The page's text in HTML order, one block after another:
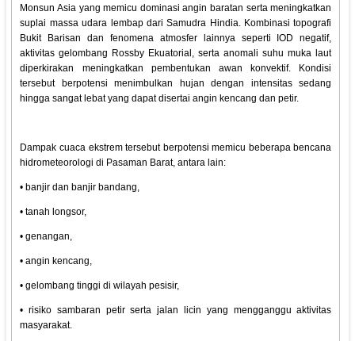
Monsun Asia yang memicu dominasi angin baratan serta meningkatkan
suplai massa udara lembap dari Samudra Hindia. Kombinasi topografi
Bukit Barisan dan fenomena atmosfer lainnya seperti IOD negatif,
aktivitas gelombang Rossby Ekuatorial, serta anomali suhu muka laut
diperkirakan meningkatkan pembentukan awan konvektif. Kondisi
tersebut berpotensi menimbulkan hujan dengan intensitas sedang
hingga sangat lebat yang dapat disertai angin kencang dan petir.
Dampak cuaca ekstrem tersebut berpotensi memicu beberapa bencana
hidrometeorologi di Pasaman Barat, antara lain:
• banjir dan banjir bandang,
• tanah longsor,
• genangan,
• angin kencang,
• gelombang tinggi di wilayah pesisir,
• risiko sambaran petir serta jalan licin yang mengganggu aktivitas
masyarakat.